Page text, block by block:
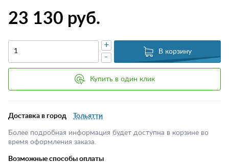
23 130 руб.
-
+
В корзину
Купить в один клик
Доставка в город Тольятти
Более подробная информация будет доступна в корзине во
время оформления заказа.
Возможные способы оплаты